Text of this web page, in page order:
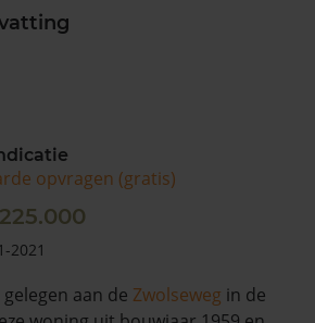
opvragen (gratis)
2021
aan de Zwolseweg in de